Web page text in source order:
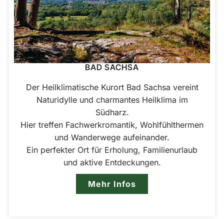
BAD SACHSA
Der Heilklimatische Kurort Bad Sachsa vereint
Naturidylle und charmantes Heilklima im
Südharz.
Hier treffen Fachwerkromantik, Wohlfühlthermen
und Wanderwege aufeinander.
Ein perfekter Ort für Erholung, Familienurlaub
und aktive Entdeckungen.
Mehr Infos